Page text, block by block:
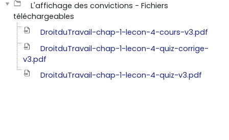
L'affichage des convictions - Fichiers
téléchargeables
DroitduTravail-chap-1-lecon-4-cours-v3.pdf
DroitduTravail-chap-1-lecon-4-quiz-corrige-
v3.pdf
DroitduTravail-chap-1-lecon-4-quiz-v3.pdf